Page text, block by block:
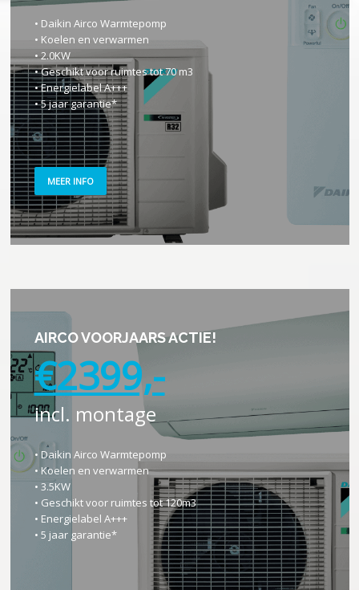
• Daikin Airco Warmtepomp
• Koelen en verwarmen
• 2.0KW
• Geschikt voor ruimtes tot 70 m3
• Energielabel A+++
• 5 jaar garantie*
MEER INFO
AIRCO VOORJAARS ACTIE!
€2399,-
incl. montage
• Daikin Airco Warmtepomp
• Koelen en verwarmen
• 3.5KW
• Geschikt voor ruimtes tot 120m3
• Energielabel A+++
• 5 jaar garantie*